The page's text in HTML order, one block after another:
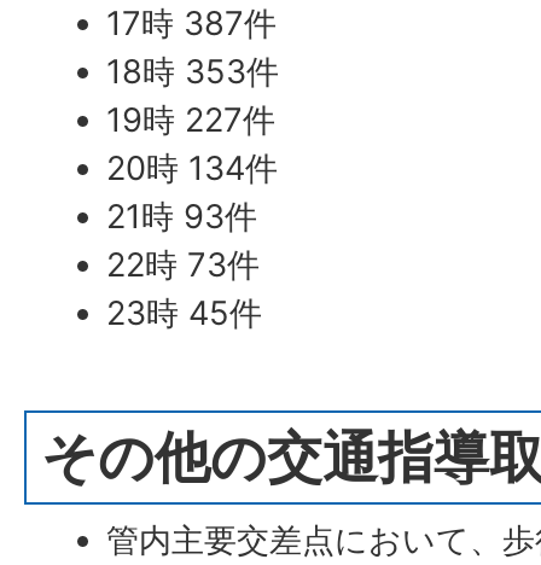
17時 387件
18時 353件
19時 227件
20時 134件
21時 93件
22時 73件
23時 45件
その他の交通指導
管内主要交差点において、